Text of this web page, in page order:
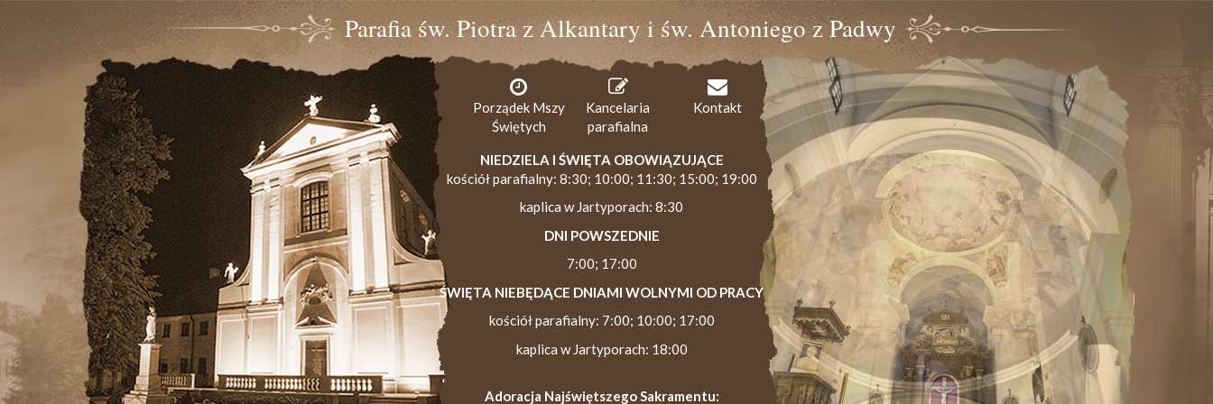
Parafia św. Piotra z Alkantary i św. Antoniego z Padwy
Porządek Mszy
Świętych
Kancelaria
parafialna
Kontakt
NIEDZIELA I ŚWIĘTA OBOWIĄZUJĄCE
kościół parafialny: 8:30; 10:00; 11:30; 15:00; 19:00
kaplica w Jartyporach: 8:30
DNI POWSZEDNIE
7:00; 17:00
ŚWIĘTA NIEBĘDĄCE DNIAMI WOLNYMI OD PRACY
kościół parafialny: 7:00; 10:00; 17:00
kaplica w Jartyporach: 18:00
Adoracja Najświętszego Sakramentu: